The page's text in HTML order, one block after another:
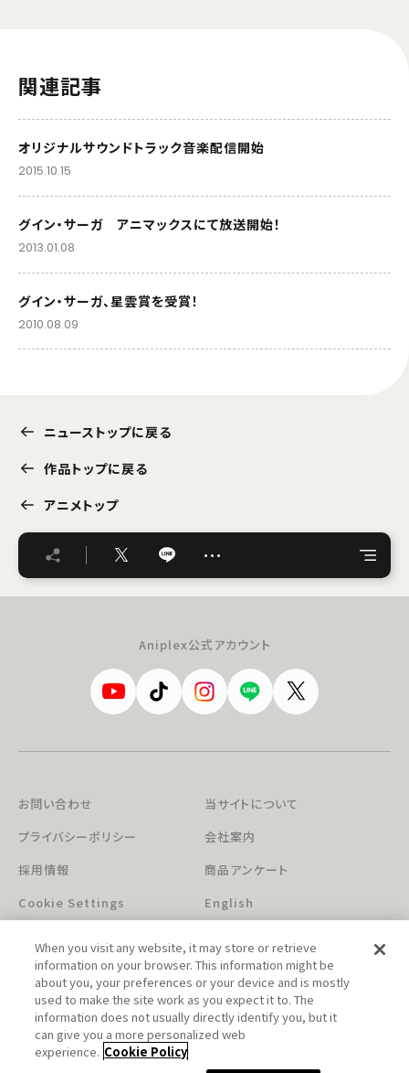
関連記事
オリジナルサウンドトラック音楽配信開始
2015.10.15
グイン・サーガ アニマックスにて放送開始！
2013.01.08
グイン・サーガ、星雲賞を受賞！
2010.08.09
ニューストップに戻る
作品トップに戻る
アニメトップ
…
Aniplex公式アカウント
お問い合わせ
当サイトについて
プライバシーポリシー
会社案内
採用情報
商品アンケート
Cookie Settings
English
このホームページに掲載されている著作物の無断利用を禁じます。
When you visit any website, it may store or retrieve
information on your browser. This information might be
about you, your preferences or your device and is mostly
used to make the site work as you expect it to. The
information does not usually directly identify you, but it
can give you a more personalized web
experience. Cookie Policy